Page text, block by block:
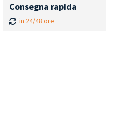
Consegna rapida
in 24/48 ore